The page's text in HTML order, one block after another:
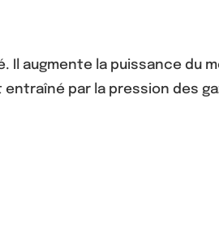
Il augmente la puissance du
par la pression des